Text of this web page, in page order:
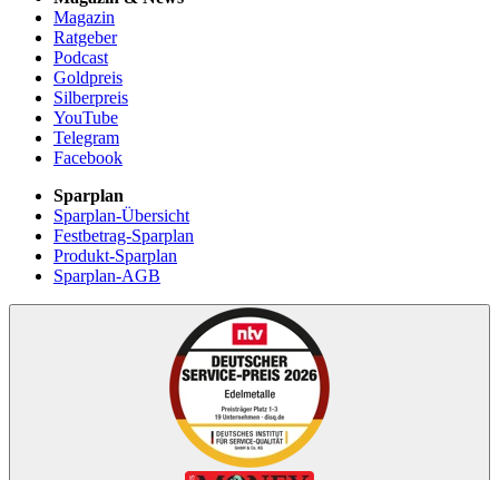
Magazin
Ratgeber
Podcast
Goldpreis
Silberpreis
YouTube
Telegram
Facebook
Sparplan
Sparplan-Übersicht
Festbetrag-Sparplan
Produkt-Sparplan
Sparplan-AGB